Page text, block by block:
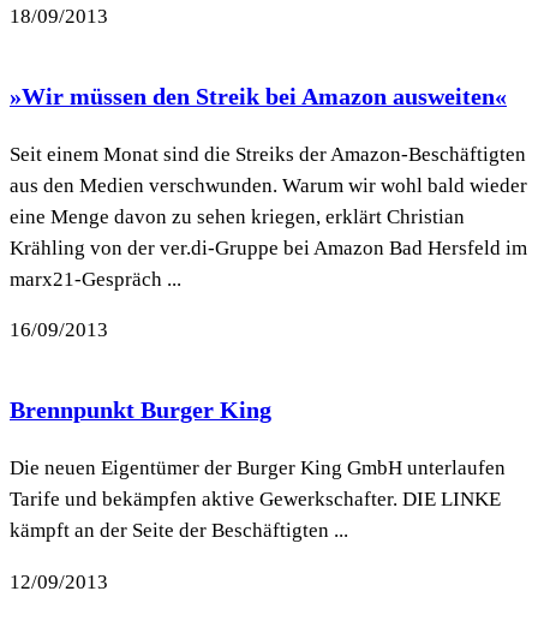
18/09/2013
»Wir müssen den Streik bei Amazon ausweiten«
Seit einem Monat sind die Streiks der Amazon-Beschäftigten
aus den Medien verschwunden. Warum wir wohl bald wieder
eine Menge davon zu sehen kriegen, erklärt Christian
Krähling von der ver.di-Gruppe bei Amazon Bad Hersfeld im
marx21-Gespräch ...
16/09/2013
Brennpunkt Burger King
Die neuen Eigentümer der Burger King GmbH unterlaufen
Tarife und bekämpfen aktive Gewerkschafter. DIE LINKE
kämpft an der Seite der Beschäftigten ...
12/09/2013